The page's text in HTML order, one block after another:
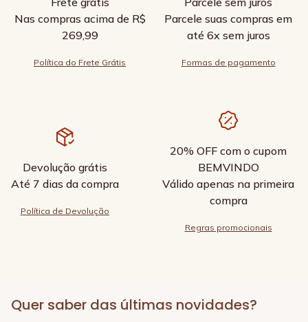
Nas compras acima de R$
269,99
Política do Frete Grátis
Parcele suas compras em
até 6x sem juros
Formas de pagamento
Devolução grátis
Até 7 dias da compra
Política de Devolução
20% OFF com o cupom
BEMVINDO
Válido apenas na primeira
compra
Regras promocionais
Quer saber das últimas novidades?